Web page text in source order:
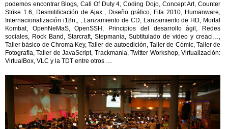
podemos encontrar Blogs, Call Of Duty 4, Coding Dojo, Concept Art, Counter
Strike 1.6, Desmitificación de Ajax , Diseño gráfico, Fifa 2010, Humanware,
Internacionalización i18n,, , Lanzamiento de CD, Lanzamiento de HD, Mortal
Kombat, OpenNeMaS, OpenSSH, Principios del desarrollo ágil, Redes
sociales, Rock Band, Starcraft, Stepmania, Subtitulado de video y creaci…,
Taller básico de Chroma Key, Taller de autoedición, Taller de Cómic, Taller de
Fotografía, Taller de JavaScript, Trackmania, Twitter Workshop, Virtualización:
VirtualBox, VLC y la TDT entre otros …